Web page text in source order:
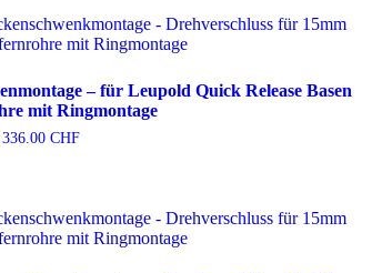
– für Leupold Quick Release Basen
mit Ringmontage
336.00 CHFPreisspanne: